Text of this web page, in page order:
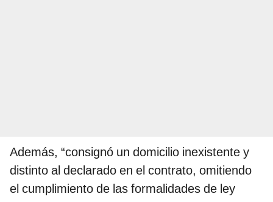
Además, “consignó un domicilio inexistente y
distinto al declarado en el contrato, omitiendo
el cumplimiento de las formalidades de ley